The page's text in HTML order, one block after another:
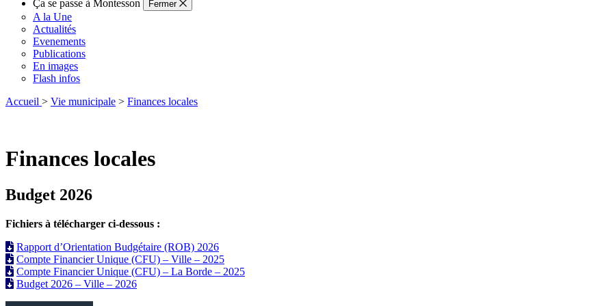
Ça se passe à Montesson
Fermer
A la Une
Actualités
Evenements
Publications
En images
Flash infos
Accueil > Vie municipale > Finances locales
Finances locales
Budget 2026
Fichiers à télécharger ci-dessous :
Rapport d’Orientation Budgétaire (ROB) 2026
Compte Financier Unique (CFU) – Ville – 2025
Compte Financier Unique (CFU) – La Borde – 2025
Budget 2026 – Ville – 2026